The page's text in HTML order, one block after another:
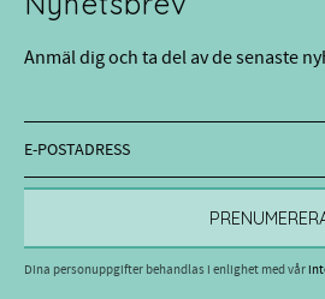
Anmäl dig och ta del av de senaste
Dina personuppgifter behandlas i enlighet med vår